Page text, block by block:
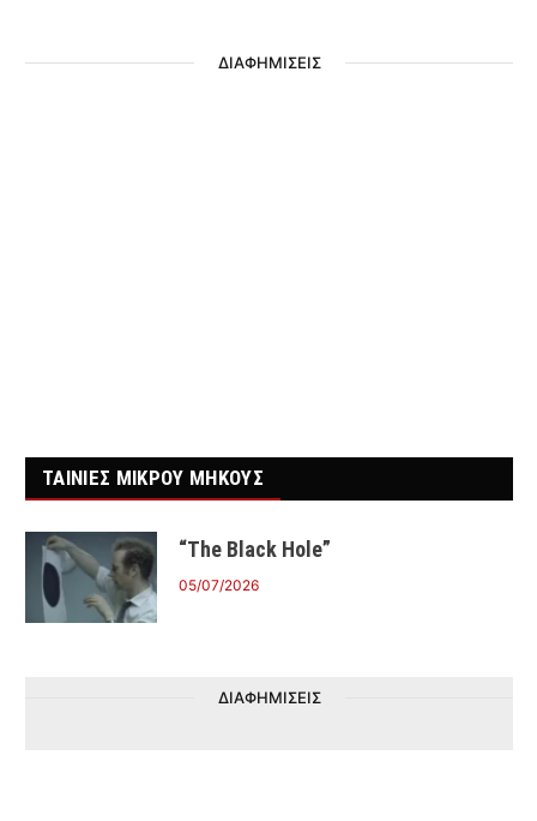
ΔΙΑΦΗΜΙΣΕΙΣ
ΤΑΙΝΙΕΣ ΜΙΚΡΟΥ ΜΗΚΟΥΣ
“The Black Hole”
05/07/2026
ΔΙΑΦΗΜΙΣΕΙΣ